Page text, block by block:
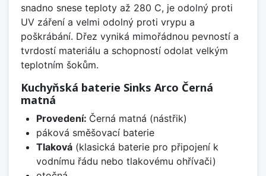
snadno snese teploty až 280 C, je odolný proti
UV záření a velmi odolný proti vrypu a
poškrábání. Dřez vyniká mimořádnou pevností a
tvrdostí materiálu a schopností odolat velkým
teplotním šokům.
Kuchyňská baterie Sinks Arco Černá
matná
Provedení: Černá matná (nástřik)
páková směšovací baterie
Tlaková(klasická baterie pro připojení k
vodnímu řádu nebo tlakovému ohřívači)